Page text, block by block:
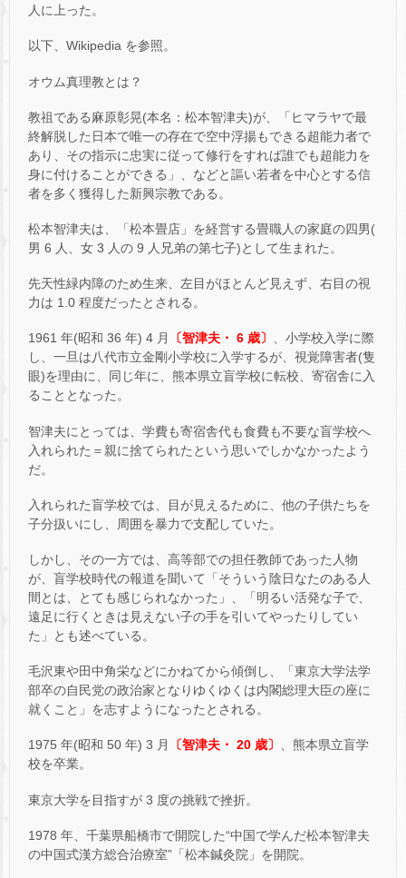
人に上った。
以下、Wikipedia を参照。
オウム真理教とは？
教祖である麻原彰晃(本名：松本智津夫)が、「ヒマラヤで最
終解脱した日本で唯一の存在で空中浮揚もできる超能力者で
あり、その指示に忠実に従って修行をすれば誰でも超能力を
身に付けることができる」、などと謳い若者を中心とする信
者を多く獲得した新興宗教である。
松本智津夫は、「松本畳店」を経営する畳職人の家庭の四男(
男 6 人、女 3 人の 9 人兄弟の第七子)として生まれた。
先天性緑内障のため生来、左目がほとんど見えず、右目の視
力は 1.0 程度だったとされる。
1961 年(昭和 36 年) 4 月 〔智津夫・ 6 歳〕 、小学校入学に際
し、一旦は八代市立金剛小学校に入学するが、視覚障害者(隻
眼)を理由に、同じ年に、熊本県立盲学校に転校、寄宿舎に入
ることとなった。
智津夫にとっては、学費も寄宿舎代も食費も不要な盲学校へ
入れられた＝親に捨てられたという思いでしかなかったよう
だ。
入れられた盲学校では、目が見えるために、他の子供たちを
子分扱いにし、周囲を暴力で支配していた。
しかし、その一方では、高等部での担任教師であった人物
が、盲学校時代の報道を聞いて「そういう陰日なたのある人
間とは、とても感じられなかった」、「明るい活発な子で、
遠足に行くときは見えない子の手を引いてやったりしてい
た」とも述べている。
毛沢東や田中角栄などにかねてから傾倒し、「東京大学法学
部卒の自民党の政治家となりゆくゆくは内閣総理大臣の座に
就くこと」を志すようになったとされる。
1975 年(昭和 50 年) 3 月 〔智津夫・ 20 歳〕 、熊本県立盲学
校を卒業。
東京大学を目指すが 3 度の挑戦で挫折。
1978 年、千葉県船橋市で開院した“中国で学んだ松本智津夫
の中国式漢方総合治療室”「松本鍼灸院」を開院。